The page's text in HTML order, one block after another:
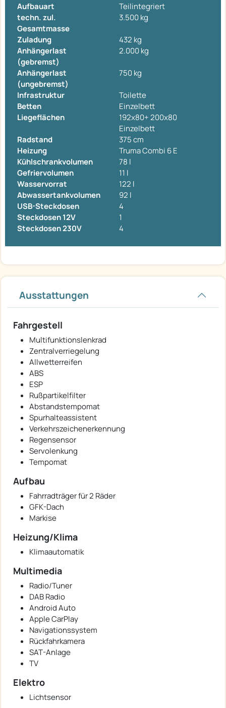
Aufbauart
Teilintegriert
techn. zul.
Gesamtmasse
3.500 kg
Zuladung
432 kg
Anhängerlast
(gebremst)
2.000 kg
Anhängerlast
(ungebremst)
750 kg
Infrastruktur
Toilette
Betten
Einzelbett
Liegeflächen
192x80+ 200x80
Einzelbett
Radstand
375 cm
Heizung
Truma Combi 6 E
Kühlschrankvolumen
78 l
Gefriervolumen
11 l
Wasservorrat
122 l
Abwassertankvolumen
92 l
USB-Steckdosen
4
Steckdosen 12V
1
Steckdosen 230V
4
Ausstattungen
Fahrgestell
Multifunktionslenkrad
Zentralverriegelung
Allwetterreifen
ABS
ESP
Rußpartikelfilter
Abstandstempomat
Spurhalteassistent
Verkehrszeichenerkennung
Regensensor
Servolenkung
Tempomat
Aufbau
Fahrradträger für 2 Räder
GFK-Dach
Markise
Heizung/Klima
Klimaautomatik
Multimedia
Radio/Tuner
DAB Radio
Android Auto
Apple CarPlay
Navigationssystem
Rückfahrkamera
SAT-Anlage
TV
Elektro
Lichtsensor